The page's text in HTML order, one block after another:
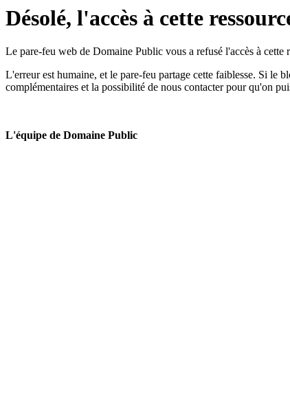
Désolé, l'accès à cette
Le pare-feu web de Domaine Public vous a refusé l'accès à cette
L'erreur est humaine, et le pare-feu partage cette faiblesse. Si le
complémentaires et la possibilité de nous contacter pour qu'on
L'équipe de Domaine Public